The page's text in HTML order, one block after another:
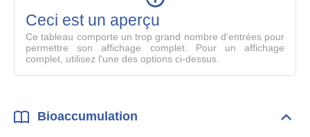
Ceci est un aperçu
Ce tableau comporte un trop grand nombre d'entrées pour
permettre son affichage complet. Pour un affichage
complet, utilisez l'une des options ci-dessus.
Bioaccumulation